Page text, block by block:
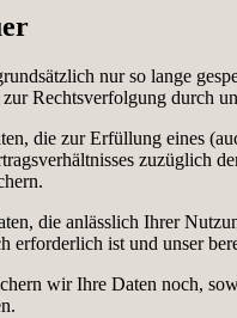
nur so lange
Rechtsverfolgung durch
die zur Erfüllung eines
zuzüglich
die anlässlich Ihrer
erforderlich ist und unser
wir Ihre Daten noch,